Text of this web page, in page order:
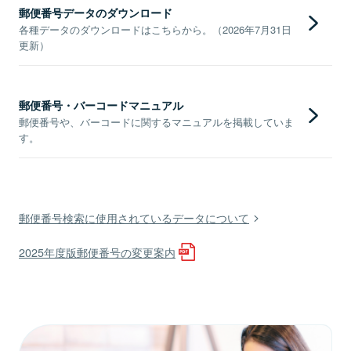
郵便番号データのダウンロード
各種データのダウンロードはこちらから。（2026年7月31日
更新）
郵便番号・バーコードマニュアル
郵便番号や、バーコードに関するマニュアルを掲載していま
す。
郵便番号検索に使用されているデータについて
2025年度版郵便番号の変更案内